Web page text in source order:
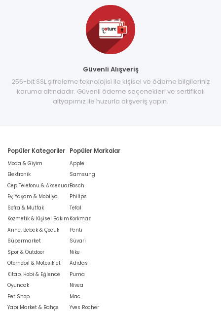
Güvenli Alışveriş
256-bit SSL şifreleme teknolojisi ile kişisel ve ödeme bilgileriniz
koruma altındadır. Güvenli ödeme seçenekleri ve sertifikalı
altyapımız ile huzurla alışveriş yapın.
Popüler Kategoriler
Moda & Giyim
Elektronik
Cep Telefonu & Aksesuar
Ev, Yaşam & Mobilya
Sofra & Mutfak
Kozmetik & Kişisel Bakım
Anne, Bebek & Çocuk
Süpermarket
Spor & Outdoor
Otomobil & Motosiklet
Kitap, Hobi & Eğlence
Oyuncak
Pet Shop
Yapı Market & Bahçe
Popüler Markalar
Apple
Samsung
Bosch
Philips
Tefal
Korkmaz
Penti
Süvari
Nike
Adidas
Puma
Nivea
Mac
Yves Rocher